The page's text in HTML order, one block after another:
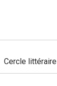
Cercle littéraire